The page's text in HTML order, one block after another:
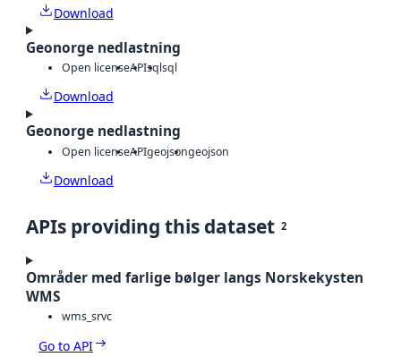
Download
Geonorge nedlastning
Open licenseAPIsqlsql
Download
Geonorge nedlastning
Open licenseAPIgeojsongeojson
Download
APIs providing this dataset 2
Områder med farlige bølger langs Norskekysten
WMS
wms_srvc
Go to API